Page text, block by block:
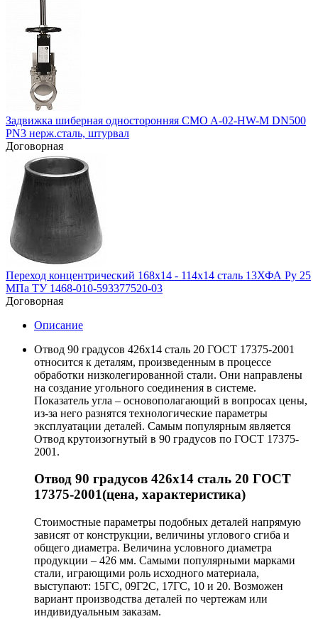
Задвижка шиберная односторонняя CMO A-02-HW-М DN500
PN3 нерж.сталь, штурвал
Договорная
Переход концентрический 168х14 - 114х14 сталь 13ХФА Ру 25
МПа ТУ 1468-010-593377520-03
Договорная
Описание
Отвод 90 градусов 426х14 сталь 20 ГОСТ 17375-2001
относится к деталям, произведенным в процессе
обработки низколегированной стали. Они направлены
на создание угольного соединения в системе.
Показатель угла – основополагающий в вопросах цены,
из-за него разнятся технологические параметры
эксплуатации деталей. Самым популярным является
Отвод крутоизогнутый в 90 градусов по ГОСТ 17375-
2001.
Отвод 90 градусов 426х14 сталь 20 ГОСТ
17375-2001(цена, характеристика)
Стоимостные параметры подобных деталей напрямую
зависят от конструкции, величины углового сгиба и
общего диаметра. Величина условного диаметра
продукции – 426 мм. Самыми популярными марками
стали, играющими роль исходного материала,
выступают: 15ГС, 09Г2С, 17ГС, 10 и 20. Возможен
вариант производства деталей по чертежам или
индивидуальным заказам.